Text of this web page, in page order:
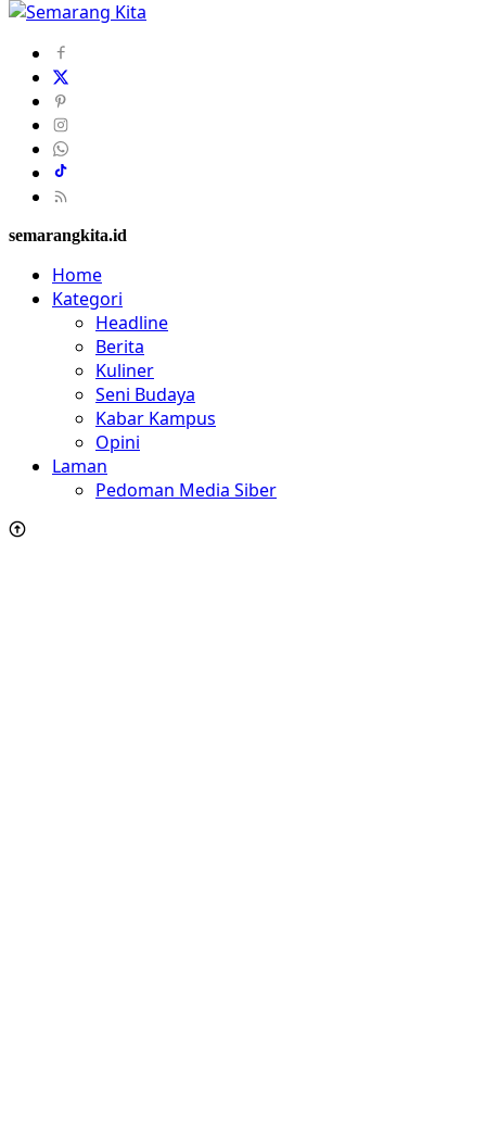
semarangkita.id
Home
Kategori
Headline
Berita
Kuliner
Seni Budaya
Kabar Kampus
Opini
Laman
Pedoman Media Siber